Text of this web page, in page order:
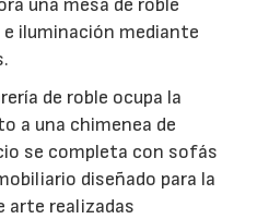
e iluminación mediante
de roble ocupa la
a una chimenea de
se completa con sofás
diseñado para la
arte realizadas